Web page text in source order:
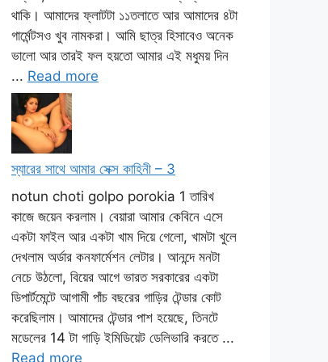
থাকি। আমাদের ফ্লাটটা ১১তলাতে আর আমাদের ৪টা
গার্মেন্টসও খুব নামকরা। আমি ছাত্র হিসাবেও অনেক
ভালো আর তারই ফল হয়তো আমার এই মধুময় দিন
... Read more
স্যারের সাথে আমার সেক্স কাহিনী – 3
notun choti golpo porokia 1 তারিখ
কাজে জয়েন করলাম। বেয়ারা আমার কেবিনে এসে
একটা ফাইল আর একটা খাম দিয়ে গেলো, খামটা খুলে
দেখলাম অর্ডার কনফার্মেশন লেটার। আনন্দে মনটা
নেচে উঠলো, বিয়ের আগে ভারত সরকারের একটা
ডিপার্টমেন্টে আগামী পাঁচ বছরের গাড়ির টেন্ডার কোট
করেছিলাম। আমাদের টেন্ডার পাশ হয়েছে, তিনটে
মডেলের 14 টা গাড়ি ইমিডিয়েট ডেলিভারি করতে ...
Read more